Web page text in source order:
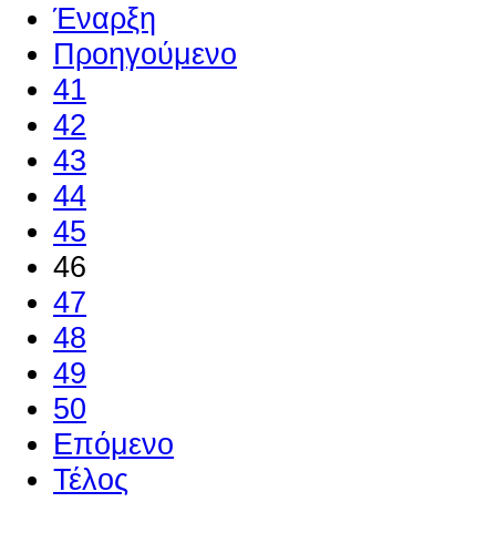
Έναρξη
Προηγούμενο
41
42
43
44
45
46
47
48
49
50
Επόμενο
Τέλος